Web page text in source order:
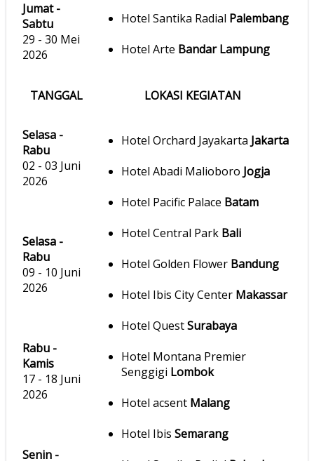
Hotel Santika Radial Palembang
Hotel Arte Bandar Lampung
Jumat -
Sabtu
29 - 30 Mei
2026
TANGGAL LOKASI KEGIATAN
Selasa -
Rabu
02 - 03 Juni
2026
Hotel Orchard Jayakarta Jakarta
Hotel Abadi Malioboro Jogja
Hotel Pacific Palace Batam
Hotel Central Park Bali
Hotel Golden Flower Bandung
Hotel Ibis City Center Makassar
Hotel QuestSurabaya
Hotel Montana Premier
Senggigi Lombok
Hotel acsent Malang
Hotel Ibis Semarang
Selasa -
Rabu
09 - 10 Juni
2026
Rabu -
Kamis
17 - 18 Juni
2026
Senin -